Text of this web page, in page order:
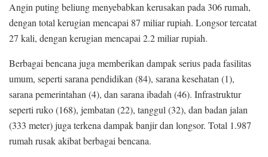
Angin puting beliung menyebabkan kerusakan pada 306 rumah,
dengan total kerugian mencapai 87 miliar rupiah. Longsor tercatat
27 kali, dengan kerugian mencapai 2.2 miliar rupiah.
Berbagai bencana juga memberikan dampak serius pada fasilitas
umum, seperti sarana pendidikan (84), sarana kesehatan (1),
sarana pemerintahan (4), dan sarana ibadah (46). Infrastruktur
seperti ruko (168), jembatan (22), tanggul (32), dan badan jalan
(333 meter) juga terkena dampak banjir dan longsor. Total 1.987
rumah rusak akibat berbagai bencana.